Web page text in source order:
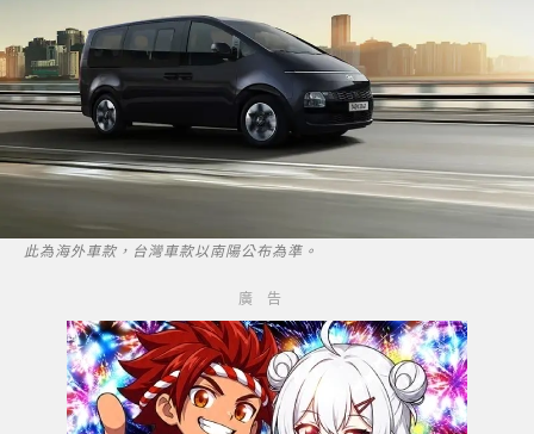
此為海外車款，台灣車款以南陽公布為準。